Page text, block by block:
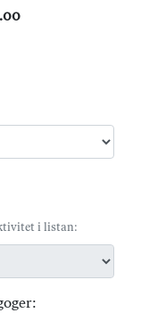
i listan: